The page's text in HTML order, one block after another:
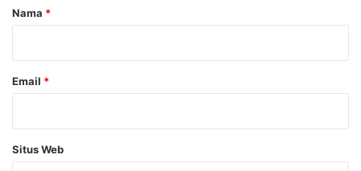
rNama *
Email *
Situs Web